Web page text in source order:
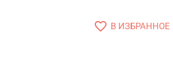
favorite_border В ИЗБРАННОЕ